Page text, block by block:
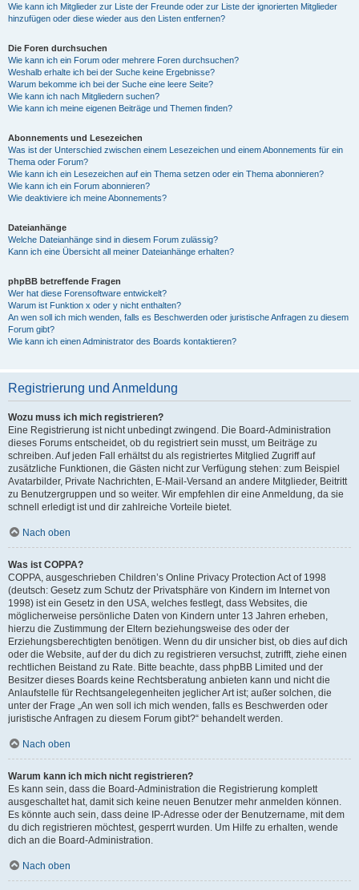
Wie kann ich Mitglieder zur Liste der Freunde oder zur Liste der ignorierten Mitglieder
hinzufügen oder diese wieder aus den Listen entfernen?
Die Foren durchsuchen
Wie kann ich ein Forum oder mehrere Foren durchsuchen?
Weshalb erhalte ich bei der Suche keine Ergebnisse?
Warum bekomme ich bei der Suche eine leere Seite?
Wie kann ich nach Mitgliedern suchen?
Wie kann ich meine eigenen Beiträge und Themen finden?
Abonnements und Lesezeichen
Was ist der Unterschied zwischen einem Lesezeichen und einem Abonnements für ein
Thema oder Forum?
Wie kann ich ein Lesezeichen auf ein Thema setzen oder ein Thema abonnieren?
Wie kann ich ein Forum abonnieren?
Wie deaktiviere ich meine Abonnements?
Dateianhänge
Welche Dateianhänge sind in diesem Forum zulässig?
Kann ich eine Übersicht all meiner Dateianhänge erhalten?
phpBB betreffende Fragen
Wer hat diese Forensoftware entwickelt?
Warum ist Funktion x oder y nicht enthalten?
An wen soll ich mich wenden, falls es Beschwerden oder juristische Anfragen zu diesem
Forum gibt?
Wie kann ich einen Administrator des Boards kontaktieren?
Registrierung und Anmeldung
Wozu muss ich mich registrieren?
Eine Registrierung ist nicht unbedingt zwingend. Die Board-Administration
dieses Forums entscheidet, ob du registriert sein musst, um Beiträge zu
schreiben. Auf jeden Fall erhältst du als registriertes Mitglied Zugriff auf
zusätzliche Funktionen, die Gästen nicht zur Verfügung stehen: zum Beispiel
Avatarbilder, Private Nachrichten, E-Mail-Versand an andere Mitglieder, Beitritt
zu Benutzergruppen und so weiter. Wir empfehlen dir eine Anmeldung, da sie
schnell erledigt ist und dir zahlreiche Vorteile bietet.
Nach oben
Was ist COPPA?
COPPA, ausgeschrieben Children’s Online Privacy Protection Act of 1998
(deutsch: Gesetz zum Schutz der Privatsphäre von Kindern im Internet von
1998) ist ein Gesetz in den USA, welches festlegt, dass Websites, die
möglicherweise persönliche Daten von Kindern unter 13 Jahren erheben,
hierzu die Zustimmung der Eltern beziehungsweise des oder der
Erziehungsberechtigten benötigen. Wenn du dir unsicher bist, ob dies auf dich
oder die Website, auf der du dich zu registrieren versuchst, zutrifft, ziehe einen
rechtlichen Beistand zu Rate. Bitte beachte, dass phpBB Limited und der
Besitzer dieses Boards keine Rechtsberatung anbieten kann und nicht die
Anlaufstelle für Rechtsangelegenheiten jeglicher Art ist; außer solchen, die
unter der Frage „An wen soll ich mich wenden, falls es Beschwerden oder
juristische Anfragen zu diesem Forum gibt?“ behandelt werden.
Nach oben
Warum kann ich mich nicht registrieren?
Es kann sein, dass die Board-Administration die Registrierung komplett
ausgeschaltet hat, damit sich keine neuen Benutzer mehr anmelden können.
Es könnte auch sein, dass deine IP-Adresse oder der Benutzername, mit dem
du dich registrieren möchtest, gesperrt wurden. Um Hilfe zu erhalten, wende
dich an die Board-Administration.
Nach oben